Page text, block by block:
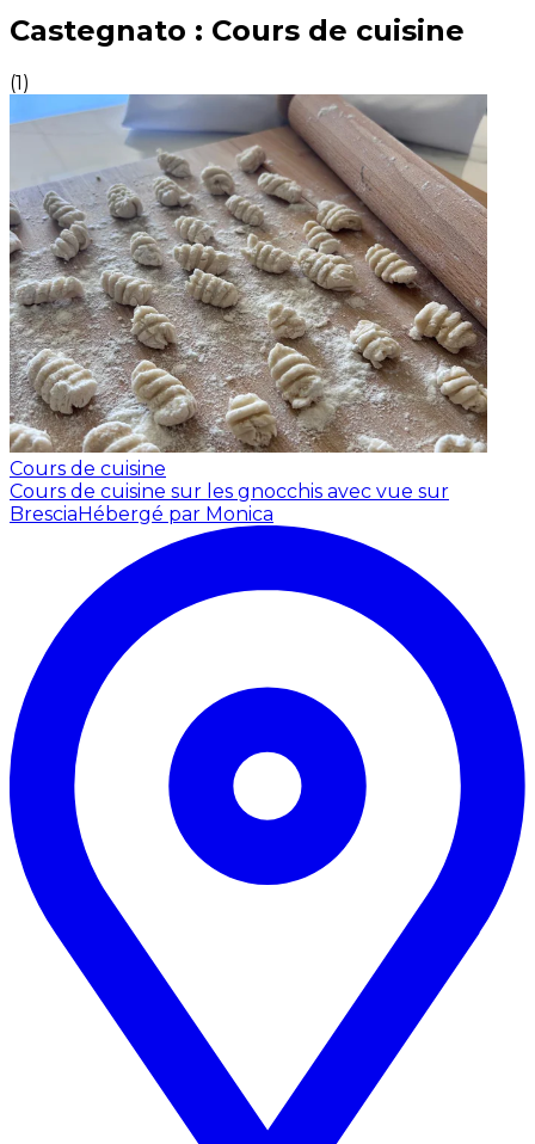
Expériences culinaires inoubliables : Expériences
Castegnato : Cours de cuisine
(1)
Cours de cuisine
Cours de cuisine sur les gnocchis avec vue sur
BresciaHébergé par Monica